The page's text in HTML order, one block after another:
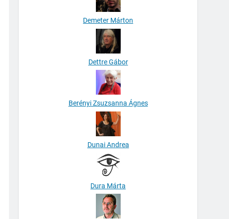
Demeter Márton
Dettre Gábor
Berényi Zsuzsanna Ágnes
Dunai Andrea
Dura Márta